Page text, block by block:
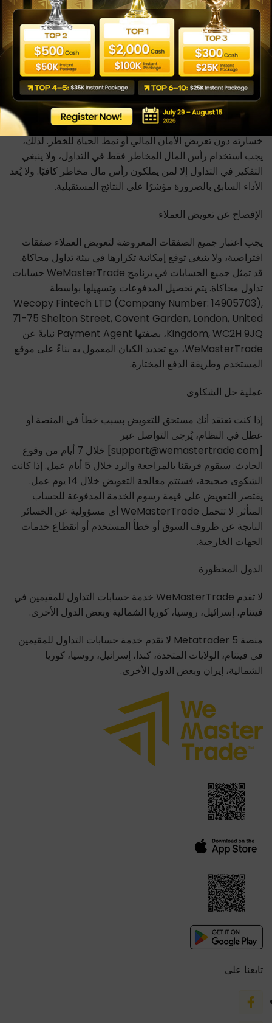
الإفصاح عن المخاطر
هذه ليست فرصة استثمارية. أنت لا تودع أي أموال بغرض
الاستثمار. ونحن لا نطلب أي أموال بغرض الاستثمار. ولا تكون في
أي وقت معرضًا لخطر خسارة رأس مالك الخاص. ولا توجد أي
وعود بمكافآت أو عوائد. ينطوي التداول على مخاطر كبيرة، وهو
غير مناسب لكل مستثمر. وقد يخسر المستثمر كامل الاستثمار
الأولي أو أكثر. رأس المال المخاطر هو المال الذي يمكن تحمل
خسارته دون تعريض الأمان المالي أو نمط الحياة للخطر. لذلك،
يجب استخدام رأس المال المخاطر فقط في التداول، ولا ينبغي
التفكير في التداول إلا لمن يملكون رأس مال مخاطر كافيًا. ولا يُعد
الأداء السابق بالضرورة مؤشرًا على النتائج المستقبلية.
الإفصاح عن تعويض العملاء
يجب اعتبار جميع الصفقات المعروضة لتعويض العملاء صفقات
افتراضية، ولا ينبغي توقع إمكانية تكرارها في بيئة تداول محاكاة.
قد تمثل جميع الحسابات في برنامج WeMasterTrade حسابات
تداول محاكاة. يتم تحصيل المدفوعات وتسهيلها بواسطة
Wecopy Fintech LTD (Company Number: 14905703),
71-75 Shelton Street, Covent Garden, London, United
Kingdom, WC2H 9JQ، بصفتها Payment Agent نيابةً عن
WeMasterTrade، مع تحديد الكيان المعمول به بناءً على موقع
المستخدم وطريقة الدفع المختارة.
عملية حل الشكاوى
إذا كنت تعتقد أنك مستحق للتعويض بسبب خطأ في المنصة أو
عطل في النظام، يُرجى التواصل عبر
[support@wemastertrade.com] خلال 7 أيام من وقوع
الحادث. سيقوم فريقنا بالمراجعة والرد خلال 5 أيام عمل. إذا كانت
الشكوى صحيحة، فستتم معالجة التعويض خلال 14 يوم عمل.
يقتصر التعويض على قيمة رسوم الخدمة المدفوعة للحساب
المتأثر. لا تتحمل WeMasterTrade أي مسؤولية عن الخسائر
الناتجة عن ظروف السوق أو خطأ المستخدم أو انقطاع خدمات
الجهات الخارجية.
الدول المحظورة
لا تقدم WeMasterTrade خدمة حسابات التداول للمقيمين في
فيتنام، إسرائيل، روسيا، كوريا الشمالية وبعض الدول الأخرى.
منصة Metatrader 5 لا تقدم خدمة حسابات التداول للمقيمين
في فيتنام، الولايات المتحدة، كندا، إسرائيل، روسيا، كوريا
الشمالية، إيران وبعض الدول الأخرى.
تابعنا على